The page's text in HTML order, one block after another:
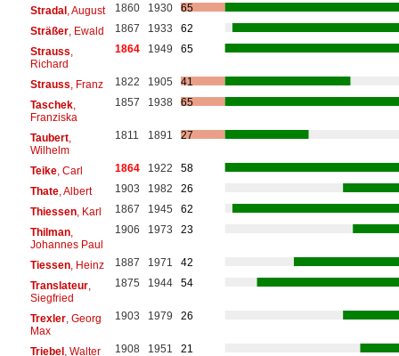
Stradal, August 1860 1930
65
Sträßer, Ewald 1867 1933
62
Strauss
Richard
1864 1949 65
Strauss , Franz 1822 1905
41
Taschek,
Franziska
1857 1938 65
Taubert,
Wilhelm
1811 1891 27
Teike, Carl 1864 1922
58
Thate, Albert 1903 1982
26
Thiessen, Karl 1867 1945
62
Thilman,
Johannes Paul
1906 1973 23
Tiessen, Heinz 1887 1971
42
Translateur,
Siegfried
1875 1944 54
Trexler, Georg
Max
1903 1979 26
Triebel, Walter 1908 1951 21